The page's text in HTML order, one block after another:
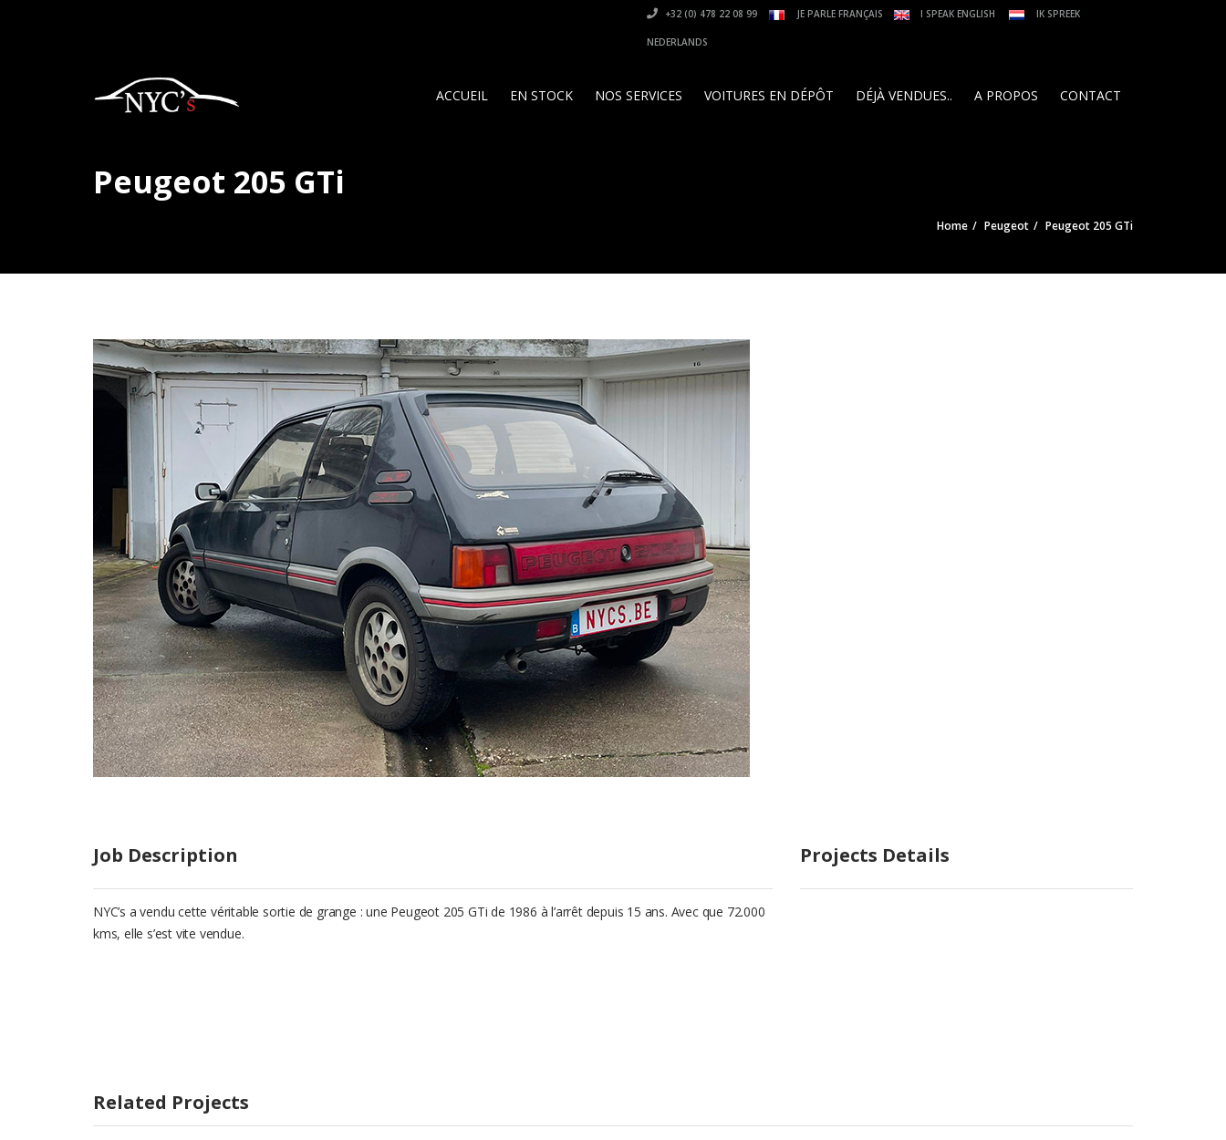
+32 (0) 478 22 08 99 JE PARLE FRANÇAIS I SPEAK ENGLISH IK SPREEK
NEDERLANDS
ACCUEIL EN STOCK NOS SERVICES VOITURES EN DÉPÔT DÉJÀ VENDUES.. A PROPOS CONTACT
Peugeot 205 GTi
Home Peugeot Peugeot 205 GTi
Job Description
NYC’s a vendu cette véritable sortie de grange : une Peugeot 205 GTi de 1986 à l’arrêt depuis 15 ans. Avec que 72.000
kms, elle s’est vite vendue.
Projects Details
Related Projects